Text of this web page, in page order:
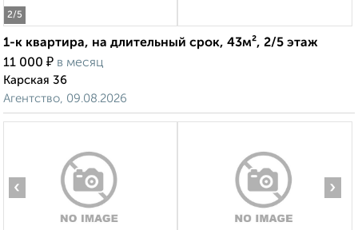
2/5
1-к квартира, на длительный срок, 43м², 2/5 этаж
11 000 ₽ в месяц
Карская 36
Агентство, 09.08.2026
‹ ›